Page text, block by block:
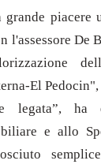
grande
l'assessore De
El
legata”, ha
e allo